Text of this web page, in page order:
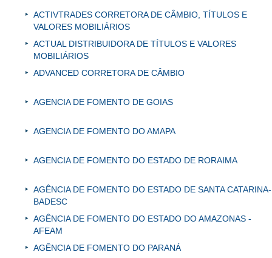
ACTIVTRADES CORRETORA DE CÂMBIO, TÍTULOS E
VALORES MOBILIÁRIOS
ACTUAL DISTRIBUIDORA DE TÍTULOS E VALORES
MOBILIÁRIOS
ADVANCED CORRETORA DE CÂMBIO
AGENCIA DE FOMENTO DE GOIAS
AGENCIA DE FOMENTO DO AMAPA
AGENCIA DE FOMENTO DO ESTADO DE RORAIMA
AGÊNCIA DE FOMENTO DO ESTADO DE SANTA CATARINA-
BADESC
AGÊNCIA DE FOMENTO DO ESTADO DO AMAZONAS -
AFEAM
AGÊNCIA DE FOMENTO DO PARANÁ